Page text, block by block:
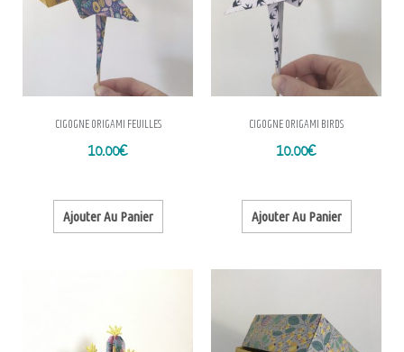
CIGOGNE ORIGAMI FEUILLES
10.00€
Ajouter Au Panier
CIGOGNE ORIGAMI BIRDS
10.00€
Ajouter Au Panier